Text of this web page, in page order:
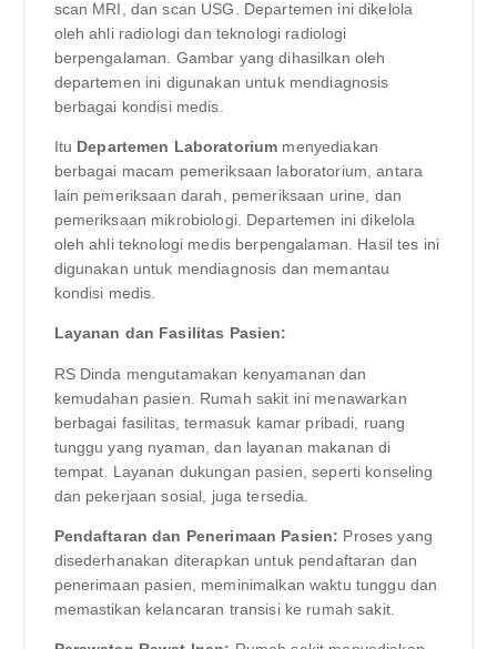
scan MRI, dan scan USG. Departemen ini dikelola
oleh ahli radiologi dan teknologi radiologi
berpengalaman. Gambar yang dihasilkan oleh
departemen ini digunakan untuk mendiagnosis
berbagai kondisi medis.
Itu Departemen Laboratorium menyediakan
berbagai macam pemeriksaan laboratorium, antara
lain pemeriksaan darah, pemeriksaan urine, dan
pemeriksaan mikrobiologi. Departemen ini dikelola
oleh ahli teknologi medis berpengalaman. Hasil tes ini
digunakan untuk mendiagnosis dan memantau
kondisi medis.
Layanan dan Fasilitas Pasien:
RS Dinda mengutamakan kenyamanan dan
kemudahan pasien. Rumah sakit ini menawarkan
berbagai fasilitas, termasuk kamar pribadi, ruang
tunggu yang nyaman, dan layanan makanan di
tempat. Layanan dukungan pasien, seperti konseling
dan pekerjaan sosial, juga tersedia.
Pendaftaran dan Penerimaan Pasien: Proses yang
disederhanakan diterapkan untuk pendaftaran dan
penerimaan pasien, meminimalkan waktu tunggu dan
memastikan kelancaran transisi ke rumah sakit.